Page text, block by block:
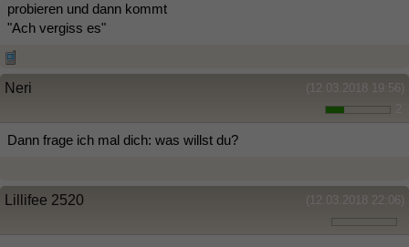
probieren und dann kommt
"Ach vergiss es"
(12.03.2018 19:56)
Neri
Dann frage ich mal dich: was willst du?
(12.03.2018 22:06)
Lillifee 2520